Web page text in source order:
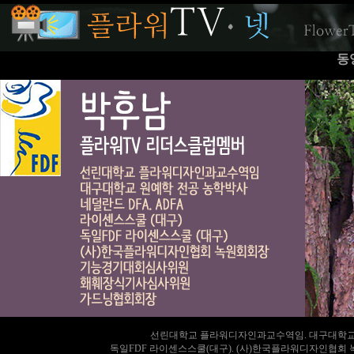
동
선린대학교 플라워디자인과교수역임. 대구대학
독일FDF 라이센스스쿨(대구). (사)한국플라워디자인협